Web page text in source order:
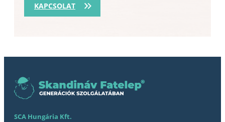
KAPCSOLAT
SCA Hungária Kft.